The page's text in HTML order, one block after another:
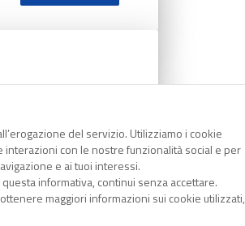
del servizio. Utilizziamo i cookie
con le nostre funzionalità social e per
e ai tuoi interessi.
questa informativa, continui senza accettare.
maggiori informazioni sui cookie utilizzati,
COPIA LINK